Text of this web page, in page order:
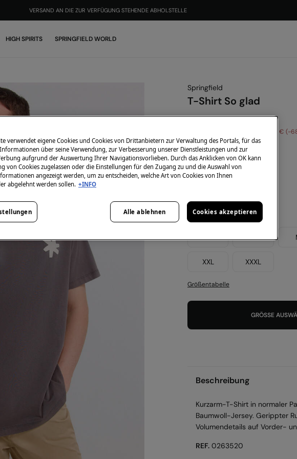
DU KANNST MIT KREDITKARTE, KLARNA UND PAYPAL BEZAHLEN
HIGH SPIRITS SPRINGFIELD WORLD
Springfield
T-Shirt So glad
17,00 €
-10% | CODE: 10EXTRA
Farbe:Grau
XS S
XXL XXXL
Größentabelle
GRÖSSE
Beschreibung
Kurzarm-T-Shirt in normaler
Baumwoll-Jersey. Gerippter
Volumendetails auf Vorder-
REF. 0263520
verwendet eigene Cookies und Cookies von Drittanbietern zur Verwaltung des Portals, für das
über seine Verwendung, zur Verbesserung unserer Dienstleistungen und zur
aufgrund der Auswertung Ihrer Navigationsvorlieben. Durch das Anklicken von OK kann
von Cookies zugelassen oder die Einstellungen für den Zugang zu und die Auswahl von
angezeigt werden, um zu entscheiden, welche Art von Cookies von Ihnen
abgelehnt werden sollen. +INFO
Alle ablehnen Cookies akzeptieren